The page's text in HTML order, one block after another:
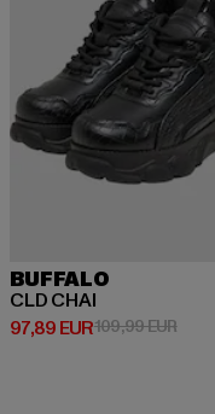
BUFFALO
CLD CHAI
97,89 EUR
Derzeitiger Preis: 97,89
109,99 EUR